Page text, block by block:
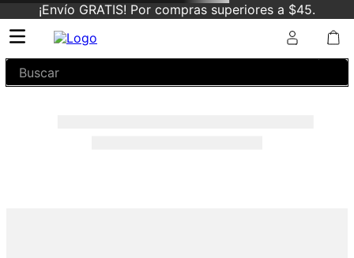
¡Envío GRATIS! Por compras superiores a $45.
Buscar